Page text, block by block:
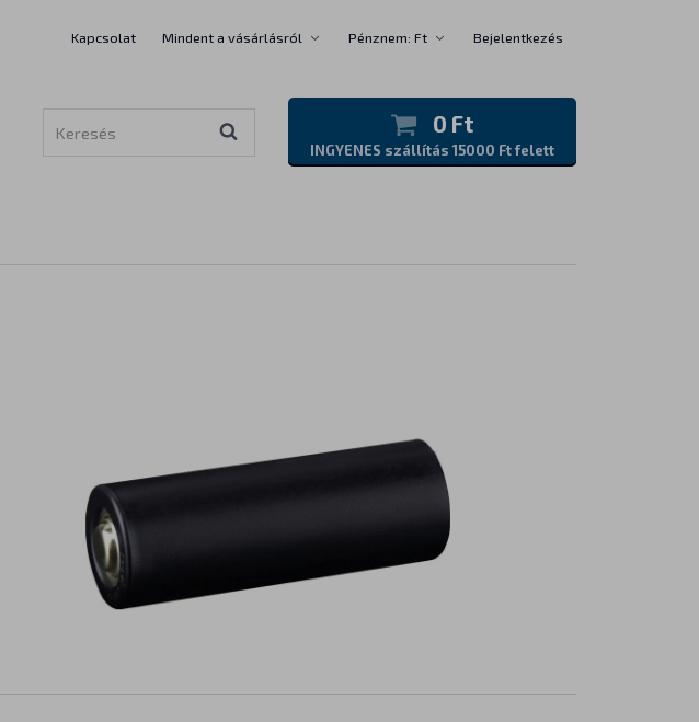
Kapcsolat Mindent a vásárlásról Pénznem: Ft Bejelentkezés
0 Ft
INGYENES szállítás 15000 Ft felett